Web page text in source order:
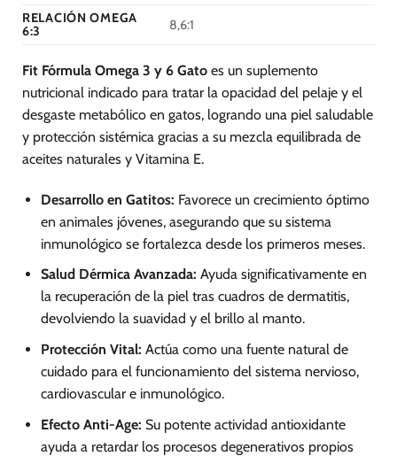
RELACIÓN OMEGA
6:3
8,6:1
Fit Fórmula Omega 3 y 6 Gato es un suplemento
nutricional indicado para tratar la opacidad del pelaje y el
desgaste metabólico en gatos, logrando una piel saludable
y protección sistémica gracias a su mezcla equilibrada de
aceites naturales y Vitamina E.
Desarrollo en Gatitos: Favorece un crecimiento óptimo
en animales jóvenes, asegurando que su sistema
inmunológico se fortalezca desde los primeros meses.
Salud Dérmica Avanzada: Ayuda significativamente en
la recuperación de la piel tras cuadros de dermatitis,
devolviendo la suavidad y el brillo al manto.
Protección Vital: Actúa como una fuente natural de
cuidado para el funcionamiento del sistema nervioso,
cardiovascular e inmunológico.
Efecto Anti-Age: Su potente actividad antioxidante
ayuda a retardar los procesos degenerativos propios